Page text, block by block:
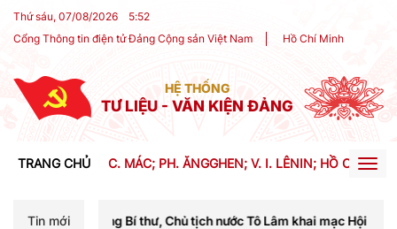
Thứ sáu, 07/08/2026 5:52
Cổng Thông tin điện tử Đảng Cộng sản Việt Nam
Hồ Chí Minh
HỆ THỐNG
TƯ LIỆU - VĂN KIỆN ĐẢNG
TRANG CHỦ C. MÁC; PH. ĂNGGHEN; V. I. LÊNIN; HỒ CHÍ
Tin mới
tịch nước Tô Lâm khai mạc Hội nghị Trung ương lần thứ ba khóa